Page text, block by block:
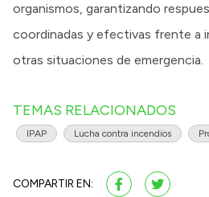
organismos, garantizando
coordinadas y efectivas frente a
otras situaciones de emergencia.
TEMAS RELACIONADOS
IPAP Lucha contra incendios
COMPARTIR EN: